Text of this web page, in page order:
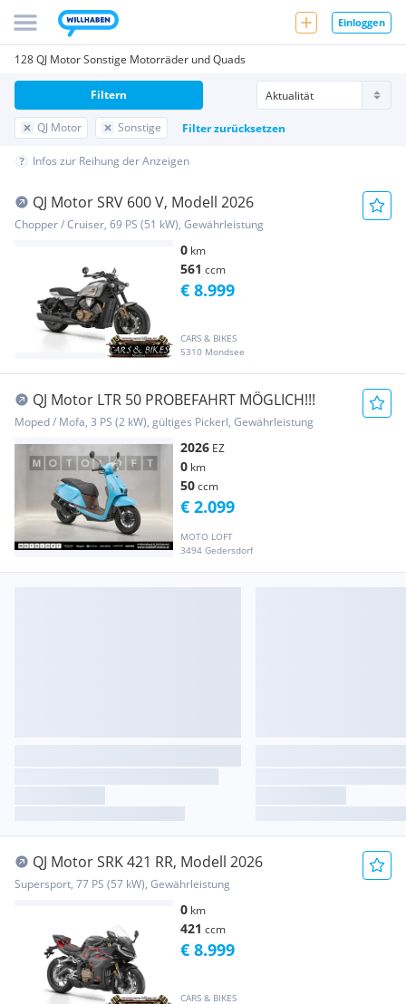
Einloggen
128 QJ Motor Sonstige Motorräder und Quads
QJ Motor Sonstige Filter zurücksetzen
Filtern
Infos zur Reihung der Anzeigen
QJ Motor SRV 600 V, Modell 2026
Chopper / Cruiser, 69 PS (51 kW), Gewährleistung
0 km
561 ccm
CARS & BIKES
5310 Mondsee
€ 8.999
QJ Motor LTR 50 PROBEFAHRT MÖGLICH!!!
Moped / Mofa, 3 PS (2 kW), gültiges Pickerl, Gewährleistung
2026 EZ
0 km
50ccm
MOTO LOFT
3494 Gedersdorf
€ 2.099
QJ Motor SRK 421 RR, Modell 2026
Supersport, 77 PS (57 kW), Gewährleistung
0 km
421 ccm
CARS & BIKES
€ 8.999